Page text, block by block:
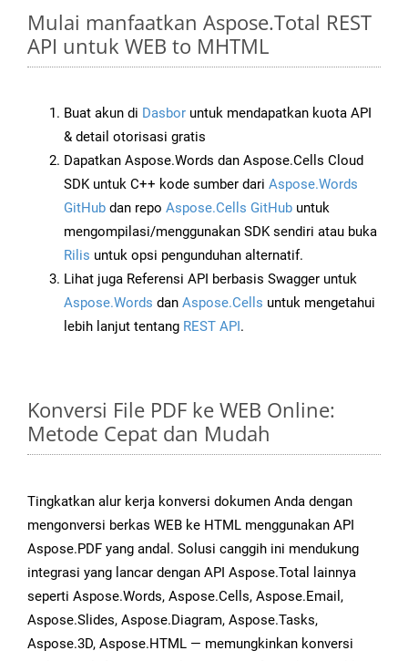
Mulai manfaatkan Aspose.Total REST
API untuk WEB to MHTML
Buat akun di Dasbor untuk mendapatkan kuota API
& detail otorisasi gratis
Dapatkan Aspose.Words dan Aspose.Cells Cloud
SDK untuk C++ kode sumber dari Aspose.Words
GitHub dan repo Aspose.Cells GitHub untuk
mengompilasi/menggunakan SDK sendiri atau buka
Rilis untuk opsi pengunduhan alternatif.
Lihat juga Referensi API berbasis Swagger untuk
Aspose.Words dan Aspose.Cells untuk mengetahui
lebih lanjut tentang REST API.
Konversi File PDF ke WEB Online:
Metode Cepat dan Mudah
Tingkatkan alur kerja konversi dokumen Anda dengan
mengonversi berkas WEB ke HTML menggunakan API
Aspose.PDF yang andal. Solusi canggih ini mendukung
integrasi yang lancar dengan API Aspose.Total lainnya
seperti Aspose.Words, Aspose.Cells, Aspose.Email,
Aspose.Slides, Aspose.Diagram, Aspose.Tasks,
Aspose.3D, Aspose.HTML — memungkinkan konversi